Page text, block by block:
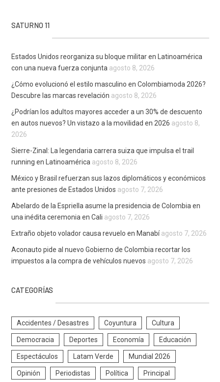
SATURNO 11
Estados Unidos reorganiza su bloque militar en Latinoamérica
con una nueva fuerza conjunta agosto 8, 2026
¿Cómo evolucionó el estilo masculino en Colombiamoda 2026?
Descubre las marcas revelación agosto 8, 2026
¿Podrían los adultos mayores acceder a un 30% de descuento
en autos nuevos? Un vistazo a la movilidad en 2026 agosto 8,
2026
Sierre-Zinal: La legendaria carrera suiza que impulsa el trail
running en Latinoamérica agosto 8, 2026
México y Brasil refuerzan sus lazos diplomáticos y económicos
ante presiones de Estados Unidos agosto 7, 2026
Abelardo de la Espriella asume la presidencia de Colombia en
una inédita ceremonia en Cali agosto 7, 2026
Extraño objeto volador causa revuelo en Manabí agosto 7, 2026
Aconauto pide al nuevo Gobierno de Colombia recortar los
impuestos a la compra de vehículos nuevos agosto 7, 2026
CATEGORÍAS
Accidentes / Desastres Coyuntura Cultura
Democracia Deportes Economía Educación
Espectáculos Latam Verde Mundial 2026
Opinión Periodistas Política Principal